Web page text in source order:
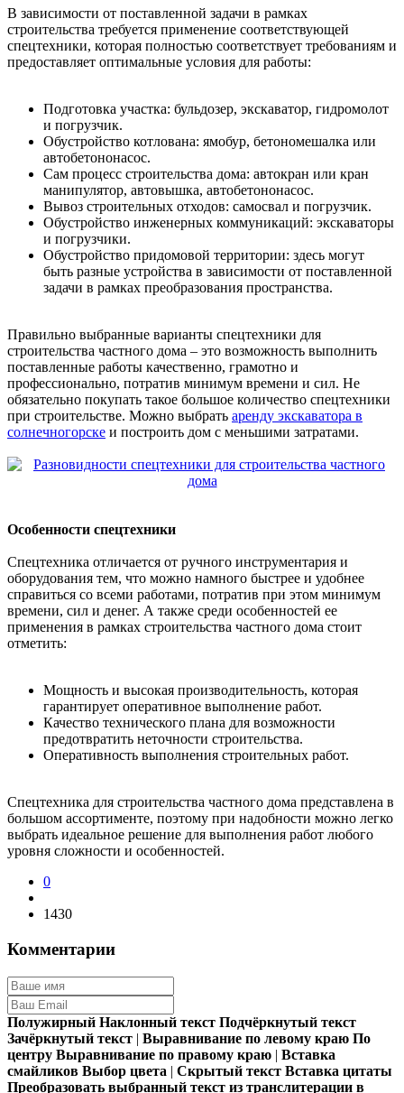
В зависимости от поставленной задачи в рамках
строительства требуется применение соответствующей
спецтехники, которая полностью соответствует требованиям и
предоставляет оптимальные условия для работы:
Подготовка участка: бульдозер, экскаватор, гидромолот
и погрузчик.
Обустройство котлована: ямобур, бетономешалка или
автобетононасос.
Сам процесс строительства дома: автокран или кран
манипулятор, автовышка, автобетононасос.
Вывоз строительных отходов: самосвал и погрузчик.
Обустройство инженерных коммуникаций: экскаваторы
и погрузчики.
Обустройство придомовой территории: здесь могут
быть разные устройства в зависимости от поставленной
задачи в рамках преобразования пространства.
Правильно выбранные варианты спецтехники для
строительства частного дома – это возможность выполнить
поставленные работы качественно, грамотно и
профессионально, потратив минимум времени и сил. Не
обязательно покупать такое большое количество спецтехники
при строительстве. Можно выбрать аренду экскаватора в
солнечногорске и построить дом с меньшими затратами.
Особенности спецтехники
Спецтехника отличается от ручного инструментария и
оборудования тем, что можно намного быстрее и удобнее
справиться со всеми работами, потратив при этом минимум
времени, сил и денег. А также среди особенностей ее
применения в рамках строительства частного дома стоит
отметить:
Мощность и высокая производительность, которая
гарантирует оперативное выполнение работ.
Качество технического плана для возможности
предотвратить неточности строительства.
Оперативность выполнения строительных работ.
Спецтехника для строительства частного дома представлена в
большом ассортименте, поэтому при надобности можно легко
выбрать идеальное решение для выполнения работ любого
уровня сложности и особенностей.
0
1430
Комментарии
Полужирный Наклонный текст Подчёркнутый текст
Зачёркнутый текст | Выравнивание по левому краю По
центру Выравнивание по правому краю | Вставка
смайликов Выбор цвета | Скрытый текст Вставка цитаты
Преобразовать выбранный текст из транслитерации в